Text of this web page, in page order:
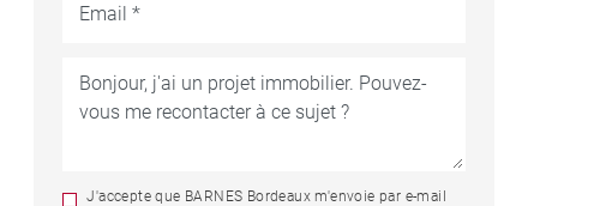
J'accepte que BARNES Bordeaux m'envoie par e-mail